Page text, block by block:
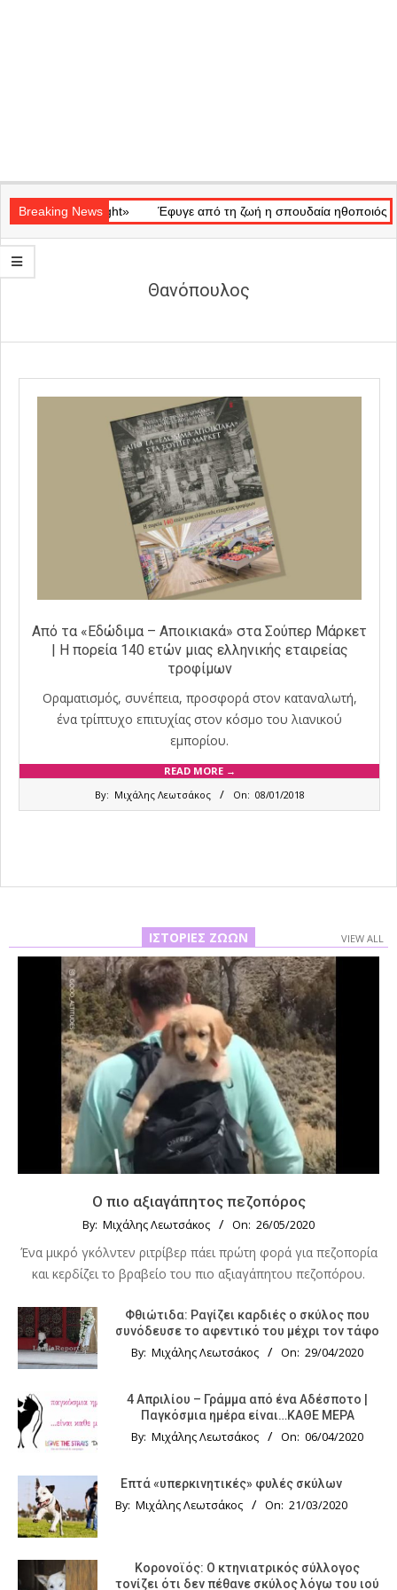
Navigation
Menu
Breaking News
«Ray of Light» Έφυγε από τη ζωή η σπουδαία ηθοποιός Μάρω
Θανόπουλος
Από τα «Εδώδιμα – Αποικιακά» στα Σούπερ Μάρκετ
| Η πορεία 140 ετών μιας ελληνικής εταιρείας
τροφίμων
Οραματισμός, συνέπεια, προσφορά στον καταναλωτή,
ένα τρίπτυχο επιτυχίας στον κόσμο του λιανικού
εμπορίου.
READ MORE →
By: Μιχάλης Λεωτσάκος On: 08/01/2018
ΙΣΤΟΡΊΕΣ ΖΏΩΝ VIEW ALL
Ο πιο αξιαγάπητος πεζοπόρος
By: Μιχάλης Λεωτσάκος On: 26/05/2020
Ένα μικρό γκόλντεν ριτρίβερ πάει πρώτη φορά για πεζοπορία
και κερδίζει το βραβείο του πιο αξιαγάπητου πεζοπόρου.
Φθιώτιδα: Ραγίζει καρδιές ο σκύλος που
συνόδευσε το αφεντικό του μέχρι τον τάφο
By: Μιχάλης Λεωτσάκος On: 29/04/2020
4 Απριλίου – Γράμμα από ένα Αδέσποτο |
Παγκόσμια ημέρα είναι…ΚΑΘΕ ΜΕΡΑ
By: Μιχάλης Λεωτσάκος On: 06/04/2020
Επτά «υπερκινητικές» φυλές σκύλων
By: Μιχάλης Λεωτσάκος On: 21/03/2020
Κορονοϊός: Ο κτηνιατρικός σύλλογος
τονίζει ότι δεν πέθανε σκύλος λόγω του ιού